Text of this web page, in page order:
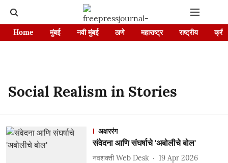
Home मुंबई नवी मुंबई ठाणे महाराष्ट्र राष्ट्रीय
Social Realism in Stories
अक्षररंग
संवेदना आणि संघर्षाचे 'अबोलीचे बोल'
नवशक्ती Web Desk
19 Apr 2026